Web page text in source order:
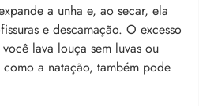
a unha e, ao secar, ela
e descamação. O excesso
lava louça sem luvas ou
a natação, também pode